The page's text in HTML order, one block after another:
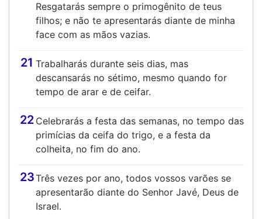
Resgatarás sempre o primogênito de teus
filhos; e não te apresentarás diante de minha
face com as mãos vazias.
21 Trabalharás durante seis dias, mas
descansarás no sétimo, mesmo quando for
tempo de arar e de ceifar.
22 Celebrarás a festa das semanas, no tempo das
primícias da ceifa do trigo, e a festa da
colheita, no fim do ano.
23Três vezes por ano, todos vossos varões se
apresentarão diante do Senhor Javé, Deus de
Israel.